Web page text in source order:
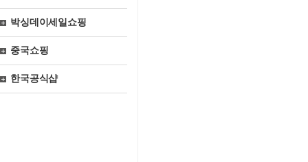
박싱데이세일쇼핑
중국쇼핑
한국공식샵